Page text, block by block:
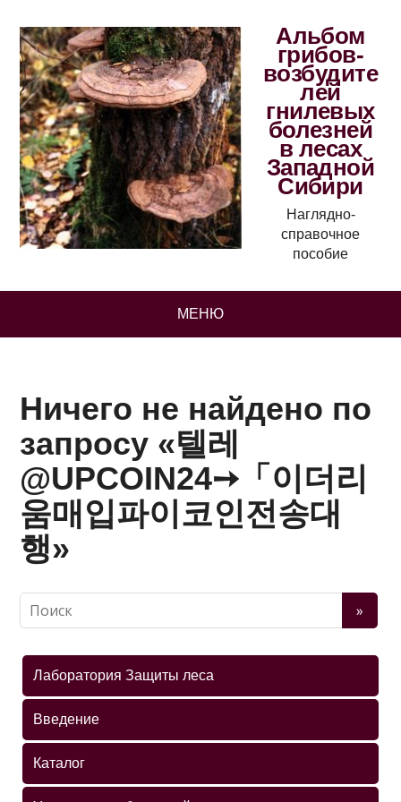
Альбом
грибов-
возбудите
лей
гнилевых
болезней
в лесах
Западной
Сибири
Наглядно-
справочное
пособие
МЕНЮ
Ничего не найдено по
запросу «텔레
@UPCOIN24➙「이더리
움매입파이코인전송대
행»
Лаборатория Защиты леса
Введение
Каталог